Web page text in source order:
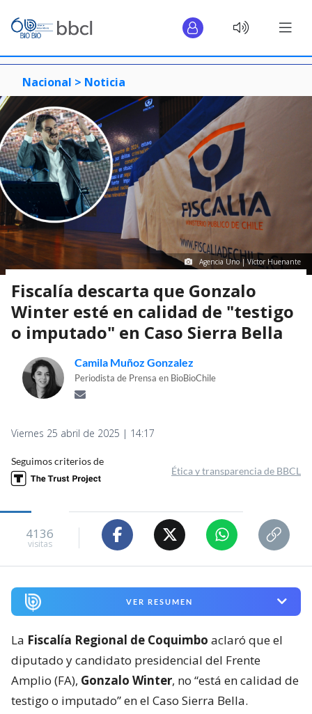
Nacional > Noticia
Agencia Uno | Víctor Huenante
Fiscalía descarta que Gonzalo
Winter esté en calidad de "testigo
o imputado" en Caso Sierra Bella
Camila Muñoz Gonzalez
Periodista de Prensa en BioBioChile
Viernes 25 abril de 2025 | 14:17
Seguimos criterios de
Ética y transparencia de BBCL
4136
visitas
VER RESUMEN
La Fiscalía Regional de Coquimbo aclaró que el
diputado y candidato presidencial del Frente
Amplio (FA), Gonzalo Winter, no “está en calidad de
testigo o imputado” en el Caso Sierra Bella.